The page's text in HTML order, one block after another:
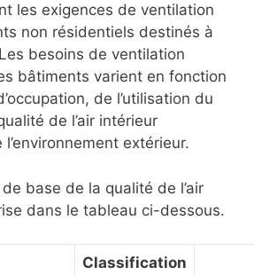
les exigences de ventilation
non résidentiels destinés à
besoins de ventilation
bâtiments varient en fonction
de l’utilisation du
de l’air intérieur
extérieur.
base de la qualité de l’air
dans le tableau ci-dessous.
Classification